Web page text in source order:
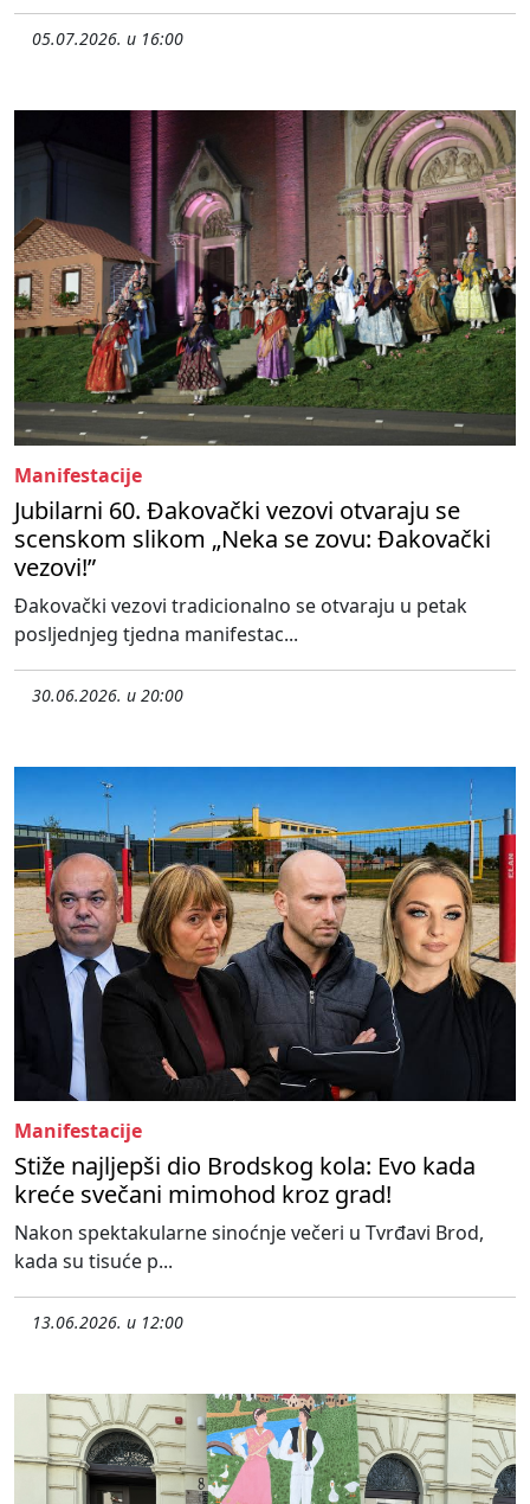
05.07.2026. u 16:00
Manifestacije
Jubilarni 60. Đakovački vezovi otvaraju se
scenskom slikom „Neka se zovu: Đakovački
vezovi!”
Đakovački vezovi tradicionalno se otvaraju u petak
posljednjeg tjedna manifestac...
30.06.2026. u 20:00
Manifestacije
Stiže najljepši dio Brodskog kola: Evo kada
kreće svečani mimohod kroz grad!
Nakon spektakularne sinoćnje večeri u Tvrđavi Brod,
kada su tisuće p...
13.06.2026. u 12:00